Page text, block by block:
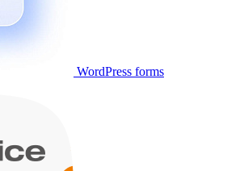
WordPress forms